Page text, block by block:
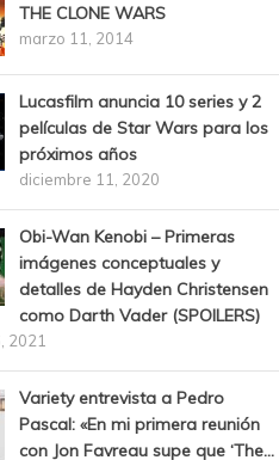
THE CLONE WARS
marzo 11, 2014
Lucasfilm anuncia 10 series y 2
películas de Star Wars para los
próximos años
diciembre 11, 2020
Obi-Wan Kenobi – Primeras
imágenes conceptuales y
detalles de Hayden Christensen
como Darth Vader (SPOILERS)
2021
Variety entrevista a Pedro
Pascal: «En mi primera reunión
con Jon Favreau supe que ‘The...